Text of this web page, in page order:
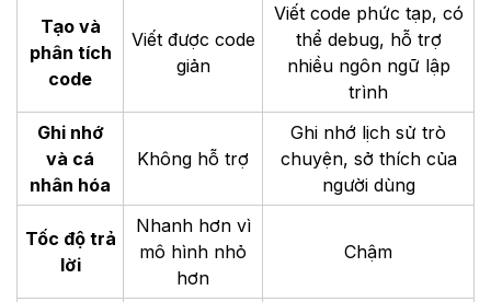
Tạo và
phân tích
code
Viết được code
giản
Viết code phức tạp, có
thể debug, hỗ trợ
nhiều ngôn ngữ lập
trình
Ghi nhớ
và cá
nhân hóa
Không hỗ trợ
Ghi nhớ lịch sử trò
chuyện, sở thích của
người dùng
Tốc độ trả
lời
Nhanh hơn vì
mô hình nhỏ
hơn
Chậm